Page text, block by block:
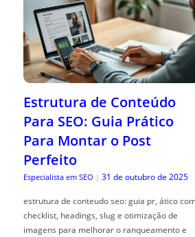
Estrutura de Conteúdo
Para SEO: Guia Prático
Para Montar o Post
Perfeito
Especialista em SEO | 31 de outubro de 2025
estrutura de conteudo seo: guia pr, ático
checklist, headings, slug e otimização de
imagens para melhorar o ranqueamento e